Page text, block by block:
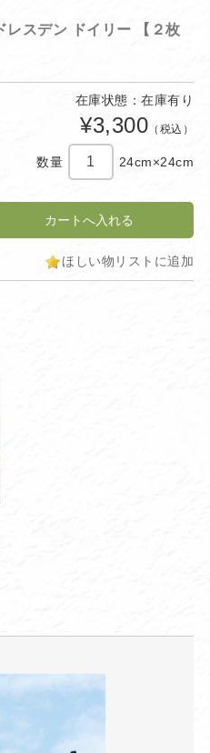
レスデン ドイリー 【２枚
在庫状態：在庫有り
¥3,300 （税込）
数量 24cm×24cm
ほしい物リストに追加